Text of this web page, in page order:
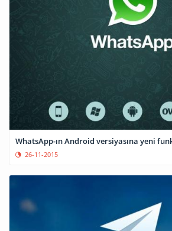
WhatsApp-ın
26-11-2015